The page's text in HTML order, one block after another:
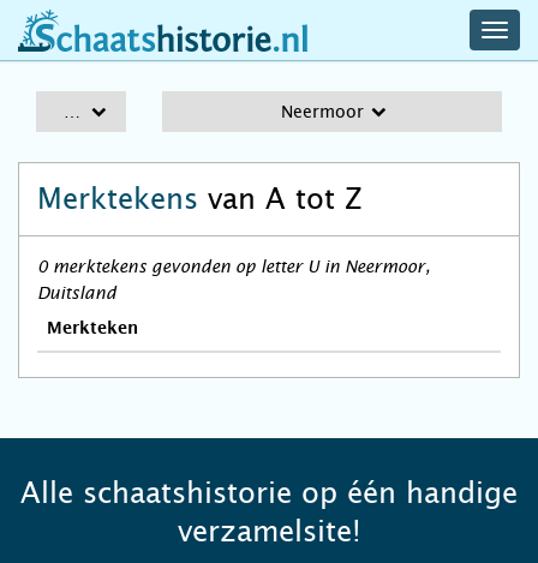
schaatshistorie.nl
Neermoor
Merktekens van A tot Z
0 merktekens gevonden op letter U in Neermoor,
Duitsland
Merkteken
Alle schaatshistorie op één handige
verzamelsite!